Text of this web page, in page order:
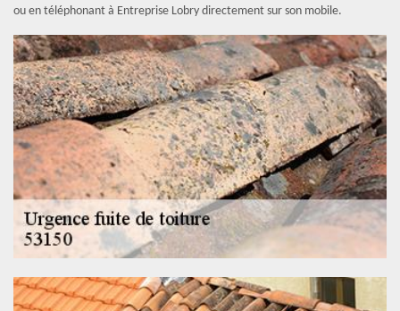
ou en téléphonant à Entreprise Lobry directement sur son mobile.